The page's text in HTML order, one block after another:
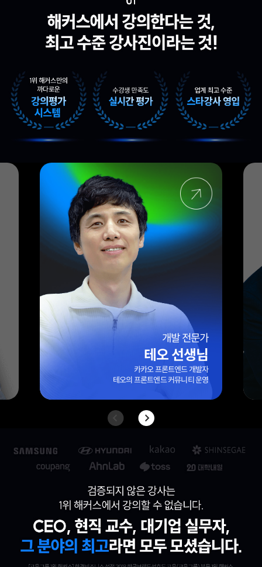
엑셀 전문가
엑셀마왕(임규범) 선생님
대기업/외국계 기업 10년 이상 실무 경력
42만 팔로워 보유
엑셀 전문 블로그 ‘엑셀마왕’ 운영자